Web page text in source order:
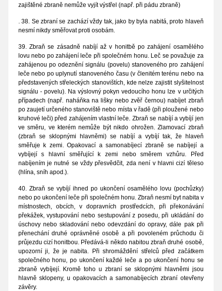
zajištěné zbraně nemůže vyjít výstřel (např. při pádu zbraně)
. 38. Se zbraní se zachází vždy tak, jako by byla nabitá, proto hlaveň
nesmí nikdy směřovat proti osobám.
39. Zbraň se zásadně nabíjí až v honitbě po zahájení osamělého
lovu nebo po zahájení leče při společném honu. Leč se považuje za
zahájenou po odeznění signálu (povelu) stanoveného pro zahájení
leče nebo po uplynutí stanoveného času (v členitém terénu nebo na
představených střeleckých stanovištích, kde nelze zajistit slyšitelnost
signálu - povelu). Na výslovný pokyn vedoucího honu lze v určitých
případech (např. naháňka na lišky nebo zvěř černou) nabíjet zbraň
po zaujetí určeného stanoviště nebo místa v řadě (při ploužené nebo
kruhové leči) před zahájením vlastní leče. Zbraň se nabíjí a vybíjí jen
ve směru, ve kterém nemůže být nikdo ohrožen. Zlamovací zbraň
(zbraň se sklopnými hlavněmi) se nabíjí a vybíjí tak, že hlaveň
směřuje k zemi. Opakovací a samonabíjecí zbraně se nabíjejí a
vybíjejí s hlavní směřující k zemi nebo směrem vzhůru. Před
nabíjením je nutné se vždy přesvědčit, zda není v hlavni cizí těleso
(hlína, sníh apod.).
40. Zbraň se vybíjí ihned po ukončení osamělého lovu (pochůzky)
nebo po ukončení leče při společném honu. Zbraň nesmí byt nabita v
místnostech, obcích, v dopravních prostředcích, při překonávání
překážek, vystupování nebo sestupování z posedu, při ukládání do
úschovy nebo skladování nebo odevzdání do opravy, dále pak při
přenechání druhé oprávněné osobě a při povoleném průchodu či
průjezdu cizí honitbou. Předává-li někdo nabitou zbraň druhé osobě,
upozorní ji, že je nabita. Při shromáždění střelců před začátkem
společného honu, po ukončení každé leče a po ukončení honu se
zbraně vybíjejí. Kromě toho u zbraní se sklopnými hlavněmi jsou
hlavně sklopeny, u opakovacích a samonabíjecích zbraní otevřeny
závěry.